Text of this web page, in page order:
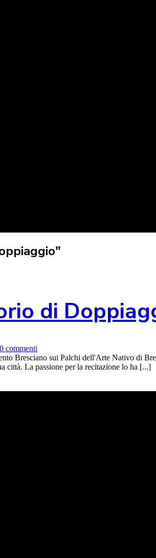
di
0 commenti
Bresciano sui Palchi dell'Arte Nativo di
città. La passione per la recitazione lo ha [...]